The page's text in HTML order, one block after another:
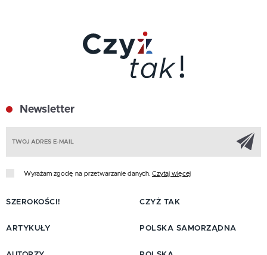
Newsletter
Wyrażam zgodę na przetwarzanie danych. Czytaj więcej
SZEROKOŚCI!
ARTYKUŁY
CZYŻ TAK
POLSKA SAMORZĄDNA